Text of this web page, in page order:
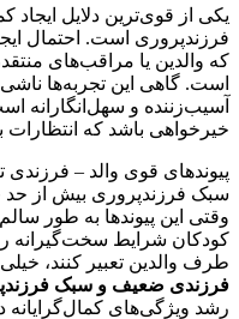
یکی از قوی‌ترین دلایل
فرزندپروری است. احتمال
که والدین یا مراقب‌های
است. گاهی این تجربه‌ها
آسیب‌زننده و سهل‌انگارانه
خیرخواهی باشد که انتظارات
پیوندهای قوی والد – فرزندی
سبک فرزندپروری بیش از حد
وقتی این پیوندها به طور
کودکان شرایط سخت‌گیرانه
طرف والدین تعبیر کنند،
فرزندی ضعیف و سبک
رشد ویژگی‌های